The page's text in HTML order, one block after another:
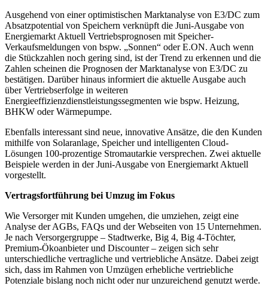
Ausgehend von einer optimistischen Marktanalyse von E3/DC zum
Absatzpotential von Speichern verknüpft die Juni-Ausgabe von
Energiemarkt Aktuell Vertriebsprognosen mit Speicher-
Verkaufsmeldungen von bspw. „Sonnen“ oder E.ON. Auch wenn
die Stückzahlen noch gering sind, ist der Trend zu erkennen und die
Zahlen scheinen die Prognosen der Marktanalyse von E3/DC zu
bestätigen. Darüber hinaus informiert die aktuelle Ausgabe auch
über Vertriebserfolge in weiteren
Energieeffizienzdienstleistungssegmenten wie bspw. Heizung,
BHKW oder Wärmepumpe.
Ebenfalls interessant sind neue, innovative Ansätze, die den Kunden
mithilfe von Solaranlage, Speicher und intelligenten Cloud-
Lösungen 100-prozentige Stromautarkie versprechen. Zwei aktuelle
Beispiele werden in der Juni-Ausgabe von Energiemarkt Aktuell
vorgestellt.
Vertragsfortführung bei Umzug im Fokus
Wie Versorger mit Kunden umgehen, die umziehen, zeigt eine
Analyse der AGBs, FAQs und der Webseiten von 15 Unternehmen.
Je nach Versorgergruppe – Stadtwerke, Big 4, Big 4-Töchter,
Premium-Ökoanbieter und Discounter – zeigen sich sehr
unterschiedliche vertragliche und vertriebliche Ansätze. Dabei zeigt
sich, dass im Rahmen von Umzügen erhebliche vertriebliche
Potenziale bislang noch nicht oder nur unzureichend genutzt werde.